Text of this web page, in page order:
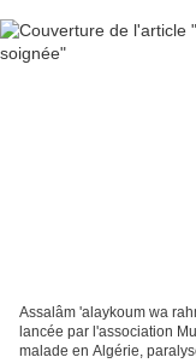
Assalâm 'alaykoum wa
lancée par l'association
malade en Algérie,